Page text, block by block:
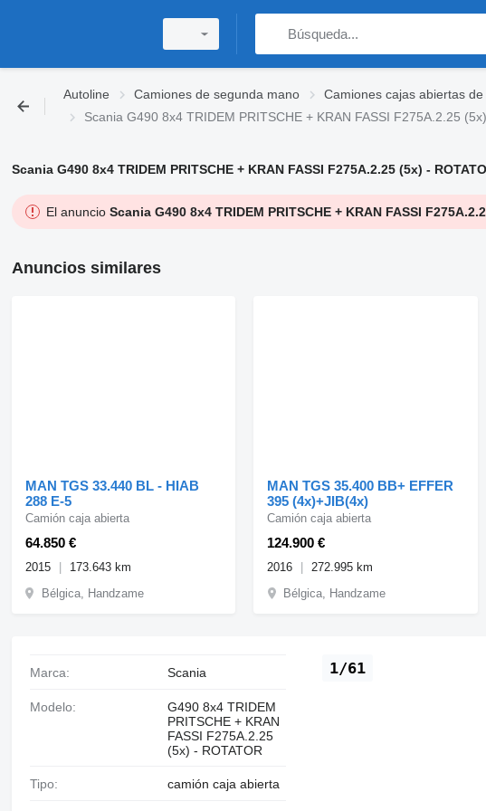
Autoline Camiones de segunda mano Camiones cajas abiertas
Scania G490 8x4 TRIDEM PRITSCHE + KRAN FASSI F275A.2.25
Scania G490 8x4 TRIDEM PRITSCHE + KRAN FASSI F275A.2.25 (5x) -
El anuncio Scania G490 8x4 TRIDEM PRITSCHE + KRAN FASSI
Anuncios similares
MAN TGS 33.440 BL - HIAB
288 E-5
64.850 €
Camión caja abierta
2015
173.643 km
Bélgica, Handzame
MAN TGS 35.400 BB+ EFFER
395 (4x)+JIB(4x)
124.900 €
Camión caja abierta
2016
272.995 km
Bélgica, Handzame
1/61
Marca: Scania
Modelo:
G490 8x4 TRIDEM
PRITSCHE + KRAN
FASSI F275A.2.25
(5x) - ROTATOR
Tipo: camión caja abierta